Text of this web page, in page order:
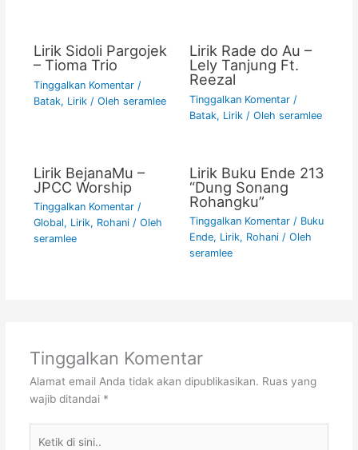
Lirik Sidoli Pargojek
– Tioma Trio
Tinggalkan Komentar /
Batak, Lirik/ Oleh seramlee
Lirik Rade do Au –
Lely Tanjung Ft.
Reezal
Tinggalkan Komentar /
Batak, Lirik/ Oleh seramlee
Lirik BejanaMu –
JPCC Worship
Tinggalkan Komentar /
Global, Lirik, Rohani/ Oleh
seramlee
Lirik Buku Ende 213
“Dung Sonang
Rohangku”
Tinggalkan Komentar / Buku
Ende, Lirik, Rohani/ Oleh
seramlee
Tinggalkan Komentar
Alamat email Anda tidak akan dipublikasikan. Ruas yang
wajib ditandai *